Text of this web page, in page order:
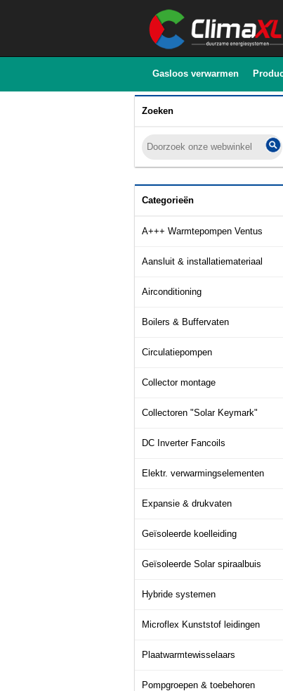
Gasloos verwarmen
Zoeken
Categorieën
A+++ Warmtepompen Ventus
Aansluit & installatiemateriaal
Airconditioning
Boilers & Buffervaten
Circulatiepompen
Collector montage
Collectoren "Solar Keymark"
DC Inverter Fancoils
Elektr. verwarmingselementen
Expansie & drukvaten
Geïsoleerde koelleiding
Geïsoleerde Solar spiraalbuis
Hybride systemen
Microflex Kunststof leidingen
Plaatwarmtewisselaars
Pompgroepen & toebehoren